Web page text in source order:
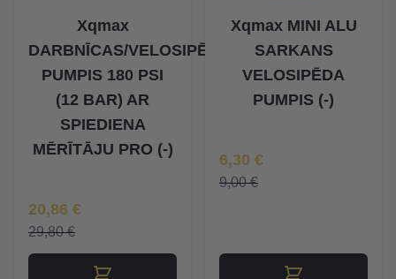
Xqmax
DARBNĪCAS/VELOSIPĒDA
PUMPIS 180 PSI
(12 BAR) AR
SPIEDIENA
MĒRĪTĀJU PRO (-)
Īpaša Cena
20,86 €
29,80 €
Xqmax MINI ALU
SARKANS
VELOSIPĒDA
PUMPIS (-)
Īpaša Cena
6,30 €
9,00 €